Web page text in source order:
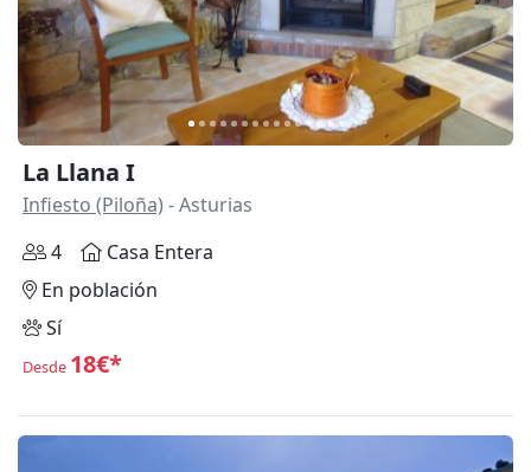
La Llana I
Infiesto (Piloña) - Asturias
4
Casa Entera
En población
Sí
Desde 18€*